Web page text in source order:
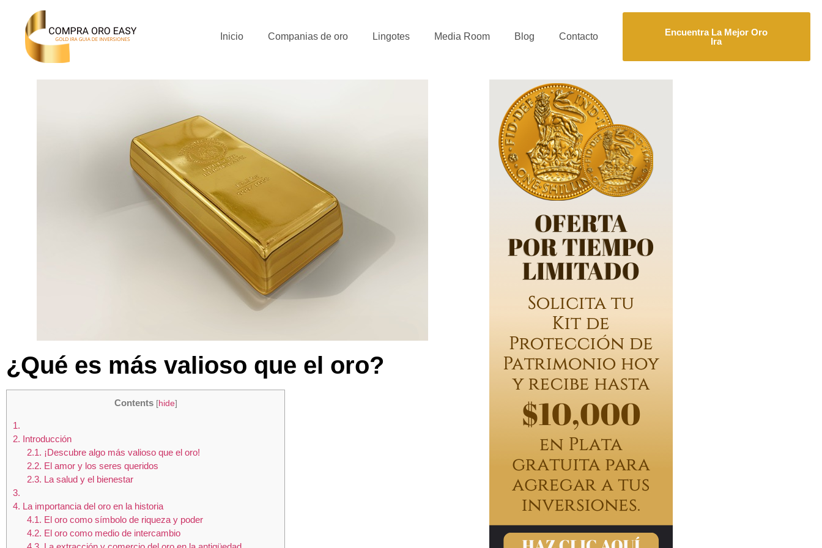
Inicio Companias de oro Lingotes Media Room Blog Contacto
Encuentra La Mejor Oro
Ira
¿Qué es más valioso que el oro?
Contents [hide]
1.
2. Introducción
2.1. ¡Descubre algo más valioso que el oro!
2.2. El amor y los seres queridos
2.3. La salud y el bienestar
3.
4. La importancia del oro en la historia
4.1. El oro como símbolo de riqueza y poder
4.2. El oro como medio de intercambio